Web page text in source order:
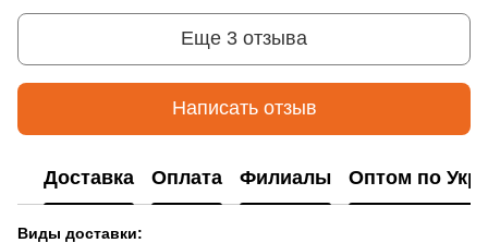
Еще 3 отзыва
Написать отзыв
Доставка Оплата Филиалы Оптом по
Виды доставки: